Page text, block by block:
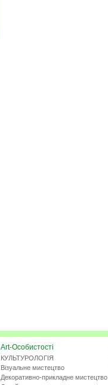
Art-Особистості
КУЛЬТУРОЛОГІЯ
Візуальне мистецтво
Декоративно-прикладне мистецтво